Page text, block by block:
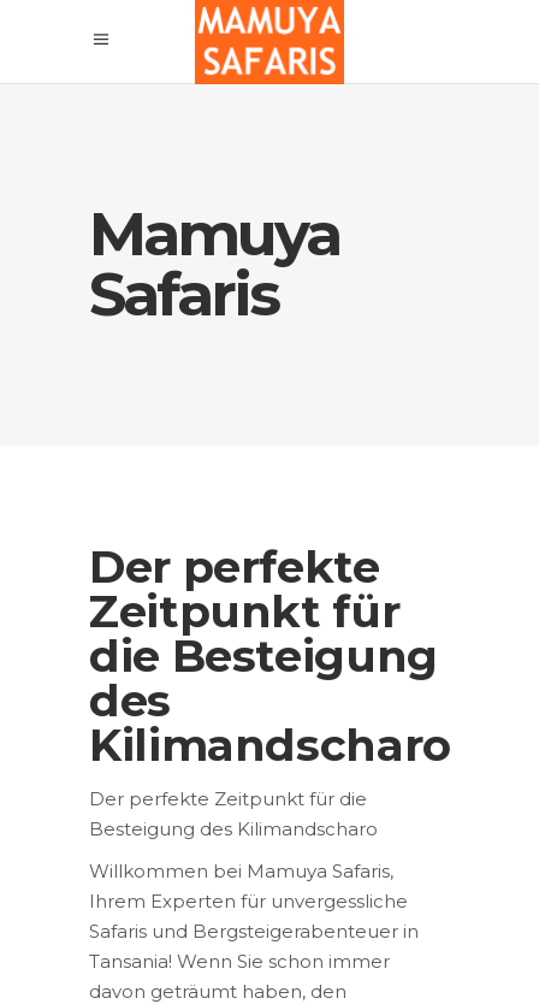
Mamuya
Safaris
Der perfekte
Zeitpunkt für
die Besteigung
des
Kilimandscharo
Der perfekte Zeitpunkt für die
Besteigung des Kilimandscharo
Willkommen bei Mamuya Safaris,
Ihrem Experten für unvergessliche
Safaris und Bergsteigerabenteuer in
Tansania! Wenn Sie schon immer
davon geträumt haben, den